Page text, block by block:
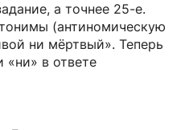
а точнее 25-е.
(антиномическую
ни мёртвый». Теперь
«ни» в ответе